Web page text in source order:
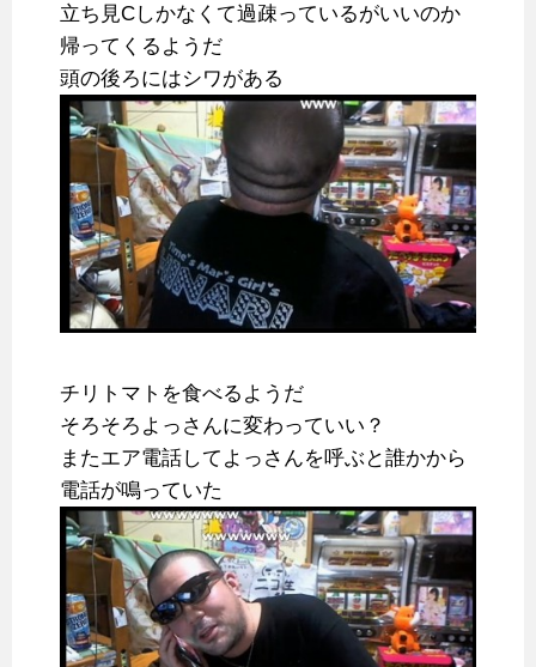
立ち見Cしかなくて過疎っているがいいのか
帰ってくるようだ
頭の後ろにはシワがある
チリトマトを食べるようだ
そろそろよっさんに変わっていい？
またエア電話してよっさんを呼ぶと誰かから
電話が鳴っていた